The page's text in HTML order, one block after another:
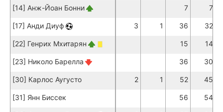
[14] Анж-Йоан Бонни 7 7
[17] Анди Диуф 3 1 36 32
[22] Генрих Мхитарян 15 14
[23] Николо Барелла 36 30
[30] Карлос Аугусто 2 1 52 45
[31] Янн Биссек 56 54